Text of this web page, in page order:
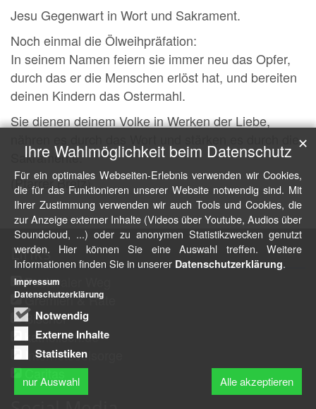
Jesu Gegenwart in Wort und Sakrament.
Noch einmal die Ölweihpräfation:
In seinem Namen feiern sie immer neu das Opfer,
durch das er die Menschen erlöst hat, und bereiten
deinen Kindern das Ostermahl.
Sie dienen deinem Volke in Werken der Liebe,
Sakramente.
(Pfarrer Bretz)
Links
Pastoraler Weg
Gremien & Räte
Bischof
katholisch.de
Internetseelsorge
Caritas
Ihre Wahlmöglichkeit beim Datenschutz
Für ein optimales Webseiten-Erlebnis verwenden wir Cookies,
die für das Funktionieren unserer Website notwendig sind. Mit
Ihrer Zustimmung verwenden wir auch Tools und Cookies, die
zur Anzeige externer Inhalte (Videos über Youtube, Audios über
Soundcloud, ...) oder zu anonymen Statistikzwecken genutzt
werden. Hier können Sie eine Auswahl treffen. Weitere
Informationen finden Sie in unserer Datenschutzerklärung.
Notwendig
Externe Inhalte
Statistiken
nur Auswahl Alle akzeptieren
✕
Impressum
Datenschutzerklärung